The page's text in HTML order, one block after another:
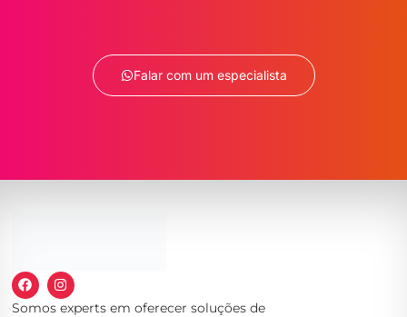
Falar com um especialista
Somos experts em oferecer soluções de